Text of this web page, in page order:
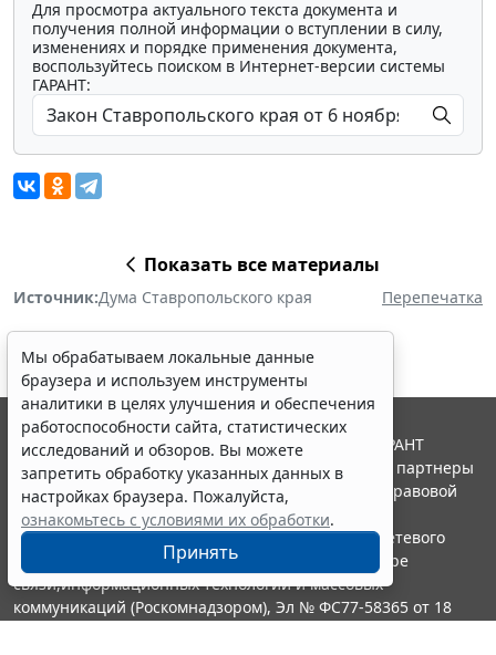
Для просмотра актуального текста документа и
получения полной информации о вступлении в силу,
изменениях и порядке применения документа,
воспользуйтесь поиском в Интернет-версии системы
ГАРАНТ:
Показать все материалы
Источник:Дума Ставропольского края Перепечатка
Мы обрабатываем локальные данные
браузера и используем инструменты
аналитики в целях улучшения и обеспечения
работоспособности сайта, статистических
исследований и обзоров. Вы можете
запретить обработку указанных данных в
настройках браузера. Пожалуйста,
ознакомьтесь с условиями их обработки.
Принять
© ООО "НПП "ГАРАНТ-СЕРВИС", 2026. Система ГАРАНТ
выпускается с 1990 года. Компания "Гарант" и ее партнеры
являются участниками Российской ассоциации правовой
информации ГАРАНТ.
Портал ГАРАНТ.РУ зарегистрирован в качестве сетевого
издания Федеральной службой по надзору в сфере
связи,информационных технологий и массовых
коммуникаций (Роскомнадзором), Эл № ФС77-58365 от 18